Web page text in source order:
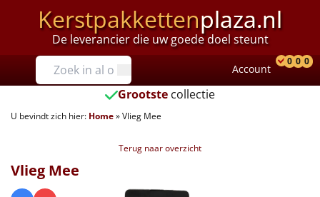
Kerstpakkettenplaza.nl
De leverancier die uw goede doel steunt
Prijzen
Tot €25
€25 tot €35
€40 tot €45
Account
0 0 0
Grootste collectie
U bevindt zich hier: Home»Vlieg Mee
Terug naar overzicht
Vlieg Mee